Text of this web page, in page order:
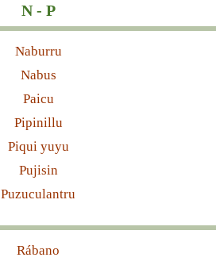
N - P
Naburru
Nabus
Paicu
Pipinillu
Piqui yuyu
Pujisin
Puzuculantru
Rábano